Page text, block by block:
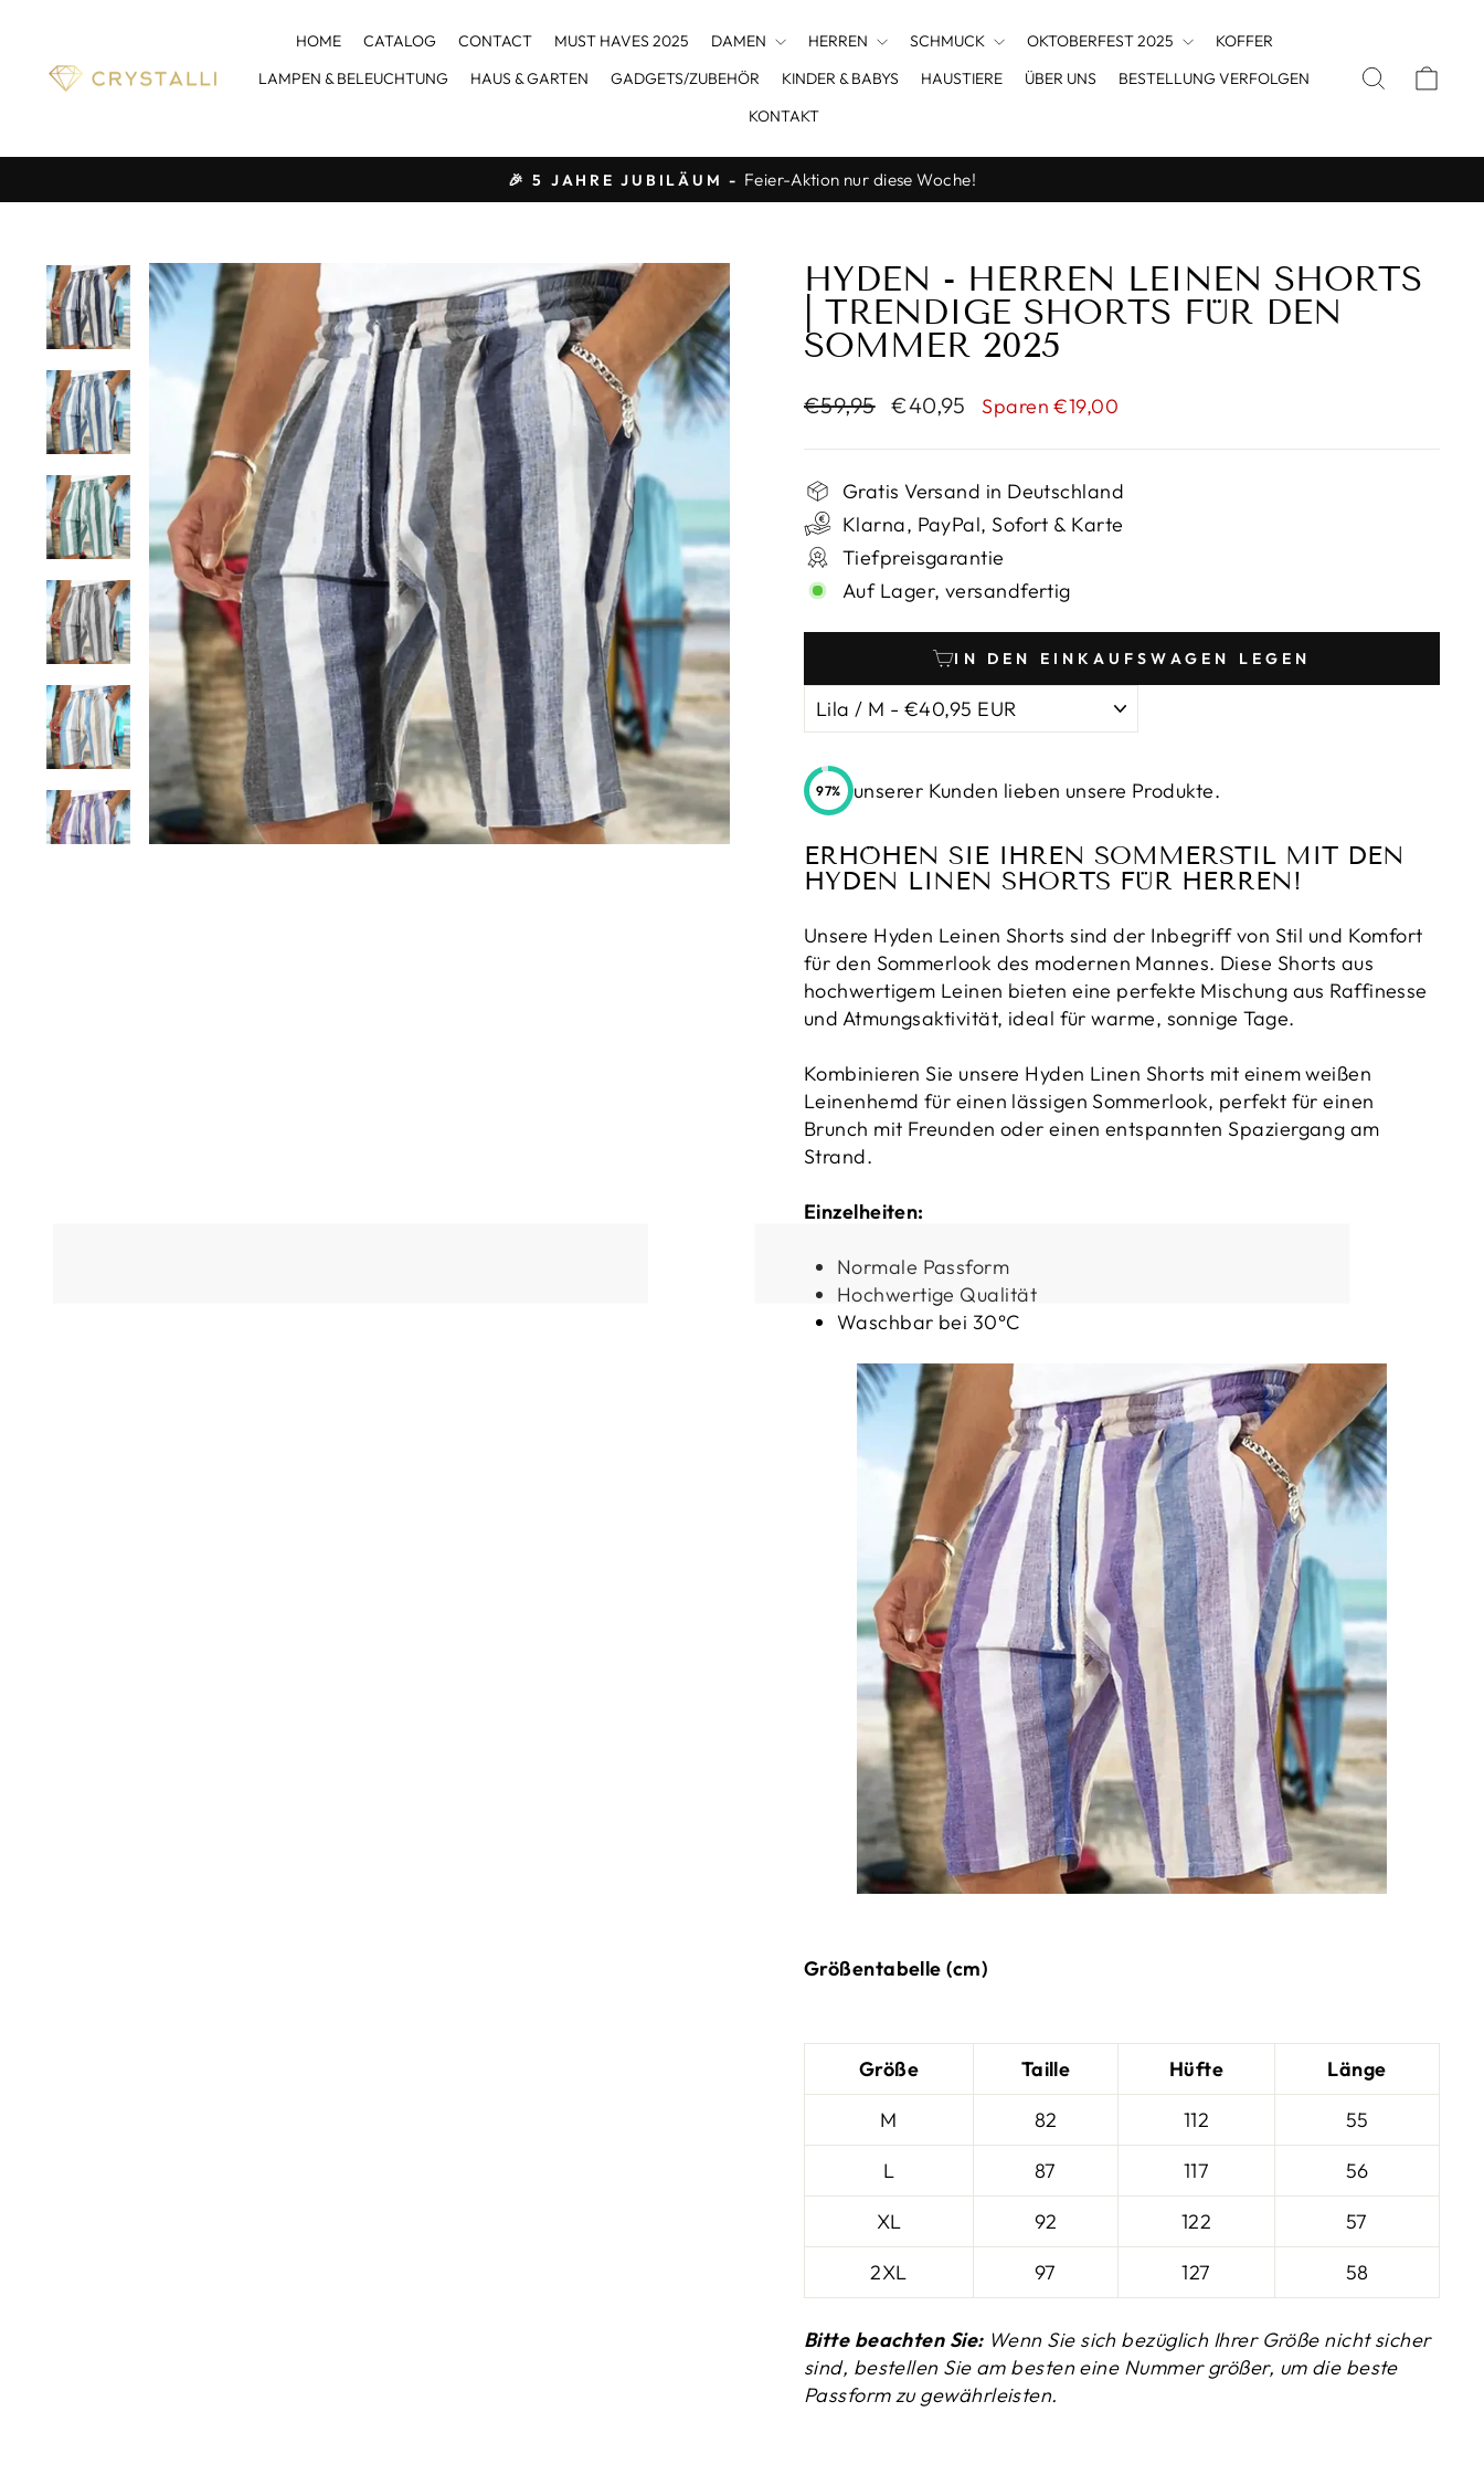
__
__
Inhalt
HOME CATALOG CONTACT MUST HAVES 2025 DAMEN HERREN SCHMUCK OKTOBERFEST 2025
KOFFER
LAMPEN & BELEUCHTUNG
HAUS & GARTEN GADGETS/ZUBEHÖR KINDER & BABYS HAUSTIERE ÜBER UNS
BESTELLUNG VERFOLGEN
KONTAKT
SUCHE
Pause
🎉 5 JAHRE JUBILÄUM - Feier-Aktion nur diese Woche!
HYDEN - HERREN LEINEN SHORTS
| TRENDIGE SHORTS FÜR DEN
SOMMER 2025
Normaler
€59,95 Sonderpreis
€40,95 Sparen €19,00
Gratis Versand in Deutschland
Klarna, PayPal, Sofort & Karte
Tiefpreisgarantie
Auf Lager, versandfertig
IN DEN EINKAUFSWAGEN LEGEN
97% unserer Kunden lieben unsere Produkte.
ERHÖHEN SIE IHREN SOMMERSTIL MIT DEN
HYDEN LINEN SHORTS FÜR HERREN!
Unsere Hyden Leinen Shorts sind der Inbegriff von Stil und Komfort
für den Sommerlook des modernen Mannes. Diese Shorts aus
hochwertigem Leinen bieten eine perfekte Mischung aus Raffinesse
und Atmungsaktivität, ideal für warme, sonnige Tage.
Kombinieren Sie unsere Hyden Linen Shorts mit einem weißen
Leinenhemd für einen lässigen Sommerlook, perfekt für einen
Brunch mit Freunden oder einen entspannten Spaziergang am
Strand.
Einzelheiten:
Normale Passform
Hochwertige Qualität
Waschbar bei 30°C
Größentabelle (cm)
Größe Taille Hüfte
Länge
M
82 112
55
L
87 117
56
XL
92 122
57
2XL
97 127 58
Bitte beachten Sie:Wenn Sie sich bezüglich Ihrer Größe nicht sicher
sind, bestellen Sie am besten eine Nummer größer, um die beste
Passform zu gewährleisten.